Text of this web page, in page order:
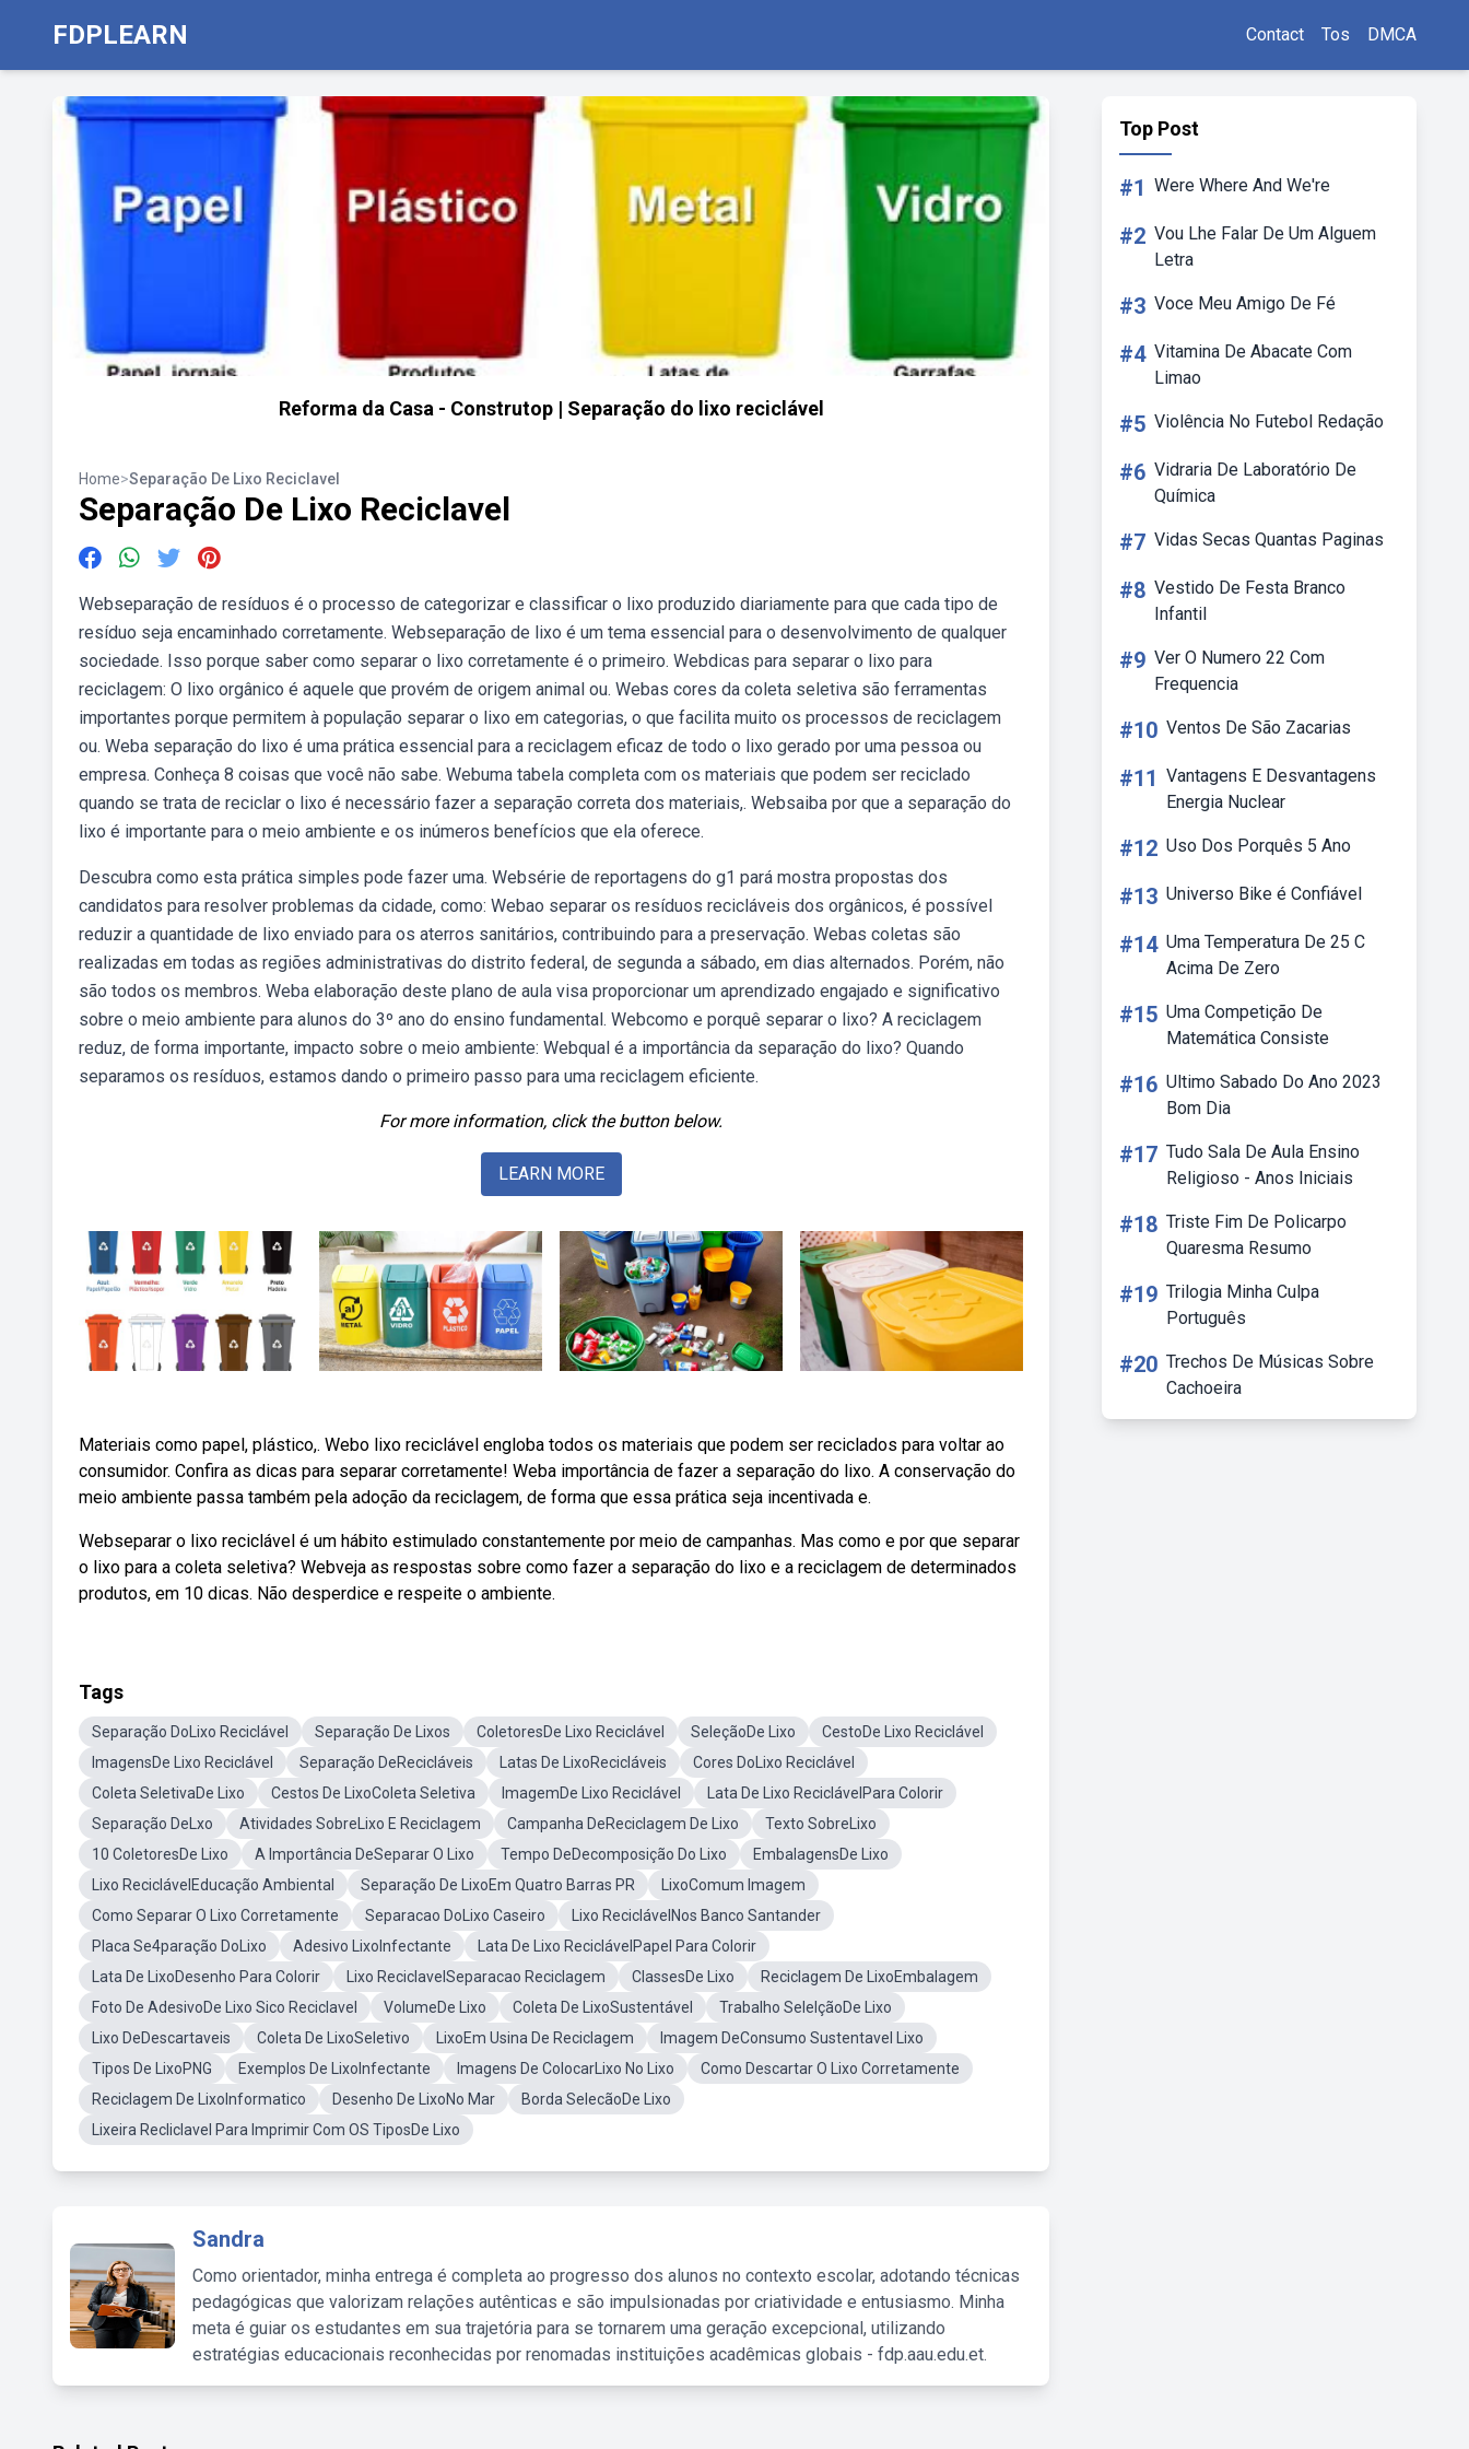
FDPLEARN Contact Tos DMCA
Reforma da Casa - Construtop | Separação do lixo reciclável
Home>Separação De Lixo Reciclavel
Separação De Lixo Reciclavel
Webseparação de resíduos é o processo de categorizar e classificar o lixo produzido diariamente para que cada tipo de
resíduo seja encaminhado corretamente. Webseparação de lixo é um tema essencial para o desenvolvimento de qualquer
sociedade. Isso porque saber como separar o lixo corretamente é o primeiro. Webdicas para separar o lixo para
reciclagem: O lixo orgânico é aquele que provém de origem animal ou. Webas cores da coleta seletiva são ferramentas
importantes porque permitem à população separar o lixo em categorias, o que facilita muito os processos de reciclagem
ou. Weba separação do lixo é uma prática essencial para a reciclagem eficaz de todo o lixo gerado por uma pessoa ou
empresa. Conheça 8 coisas que você não sabe. Webuma tabela completa com os materiais que podem ser reciclado
quando se trata de reciclar o lixo é necessário fazer a separação correta dos materiais,. Websaiba por que a separação do
lixo é importante para o meio ambiente e os inúmeros benefícios que ela oferece.
Descubra como esta prática simples pode fazer uma. Websérie de reportagens do g1 pará mostra propostas dos
candidatos para resolver problemas da cidade, como: Webao separar os resíduos recicláveis dos orgânicos, é possível
reduzir a quantidade de lixo enviado para os aterros sanitários, contribuindo para a preservação. Webas coletas são
realizadas em todas as regiões administrativas do distrito federal, de segunda a sábado, em dias alternados. Porém, não
são todos os membros. Weba elaboração deste plano de aula visa proporcionar um aprendizado engajado e significativo
sobre o meio ambiente para alunos do 3º ano do ensino fundamental. Webcomo e porquê separar o lixo? A reciclagem
reduz, de forma importante, impacto sobre o meio ambiente: Webqual é a importância da separação do lixo? Quando
separamos os resíduos, estamos dando o primeiro passo para uma reciclagem eficiente.
For more information, click the button below.
LEARN MORE
Materiais como papel, plástico,. Webo lixo reciclável engloba todos os materiais que podem ser reciclados para voltar ao
consumidor. Confira as dicas para separar corretamente! Weba importância de fazer a separação do lixo. A conservação do
meio ambiente passa também pela adoção da reciclagem, de forma que essa prática seja incentivada e.
Webseparar o lixo reciclável é um hábito estimulado constantemente por meio de campanhas. Mas como e por que separar
o lixo para a coleta seletiva? Webveja as respostas sobre como fazer a separação do lixo e a reciclagem de determinados
produtos, em 10 dicas. Não desperdice e respeite o ambiente.
Tags
Separação DoLixo Reciclável Separação De Lixos ColetoresDe Lixo Reciclável SeleçãoDe Lixo
CestoDe Lixo Reciclável
ImagensDe Lixo Reciclável
Separação DeRecicláveis Latas De LixoRecicláveis
Cores DoLixo Reciclável
Coleta SeletivaDe Lixo
Cestos De LixoColeta Seletiva ImagemDe Lixo Reciclável
Lata De Lixo ReciclávelPara Colorir
Separação DeLxo
Atividades SobreLixo E Reciclagem Campanha DeReciclagem De Lixo
Texto SobreLixo
10 ColetoresDe Lixo
A Importância DeSeparar O Lixo Tempo DeDecomposição Do Lixo
EmbalagensDe Lixo
Lixo ReciclávelEducação Ambiental
Separação De LixoEm Quatro Barras PR
LixoComum Imagem
Como Separar O Lixo Corretamente
Separacao DoLixo Caseiro
Lixo ReciclávelNos Banco Santander
Placa Se4paração DoLixo
Adesivo LixoInfectante
Lata De Lixo ReciclávelPapel Para Colorir
Lata De LixoDesenho Para Colorir
Lixo ReciclavelSeparacao Reciclagem ClassesDe Lixo
Reciclagem De LixoEmbalagem
Foto De AdesivoDe Lixo Sico Reciclavel
VolumeDe Lixo Coleta De LixoSustentável
Trabalho SelelçãoDe Lixo
Lixo DeDescartaveis
Coleta De LixoSeletivo LixoEm Usina De Reciclagem
Imagem DeConsumo Sustentavel Lixo
Tipos De LixoPNG
Exemplos De LixoInfectante Imagens De ColocarLixo No Lixo
Como Descartar O Lixo Corretamente
Reciclagem De LixoInformatico
Desenho De LixoNo Mar
Borda SelecãoDe Lixo
Lixeira Recliclavel Para Imprimir Com OS TiposDe Lixo
Sandra
Como orientador, minha entrega é completa ao progresso dos alunos no contexto escolar, adotando técnicas
pedagógicas que valorizam relações autênticas e são impulsionadas por criatividade e entusiasmo. Minha
meta é guiar os estudantes em sua trajetória para se tornarem uma geração excepcional, utilizando
estratégias educacionais reconhecidas por renomadas instituições acadêmicas globais - fdp.aau.edu.et.
Top Post
#1 Were Where And We're
#2 Vou Lhe Falar De Um Alguem
Letra
#3 Voce Meu Amigo De Fé
#4 Vitamina De Abacate Com
Limao
#5 Violência No Futebol Redação
#6 Vidraria De Laboratório De
Química
#7 Vidas Secas Quantas Paginas
#8 Vestido De Festa Branco
Infantil
#9 Ver O Numero 22 Com
Frequencia
#10 Ventos De São Zacarias
#11 Vantagens E Desvantagens
Energia Nuclear
#12 Uso Dos Porquês 5 Ano
#13 Universo Bike é Confiável
#14 Uma Temperatura De 25 C
Acima De Zero
#15 Uma Competição De
Matemática Consiste
#16 Ultimo Sabado Do Ano 2023
Bom Dia
#17 Tudo Sala De Aula Ensino
Religioso - Anos Iniciais
#18 Triste Fim De Policarpo
Quaresma Resumo
#19 Trilogia Minha Culpa
Português
#20 Trechos De Músicas Sobre
Cachoeira